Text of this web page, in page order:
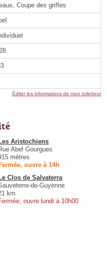
Coupe des griffes
Éditer les informations de mon toiletteur
Aristochiens
Abel Gourgues
mètres
ouvre à 14h
Clos de Salvaterra
de-Guyenne
km
ouvre lundi à 10h00